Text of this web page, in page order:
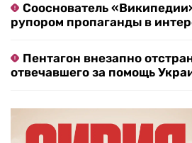
Сооснователь
рупором пропаганды в
Пентагон внезапно
отвечавшего за помощь